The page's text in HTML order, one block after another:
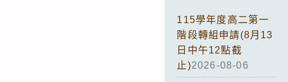
115學年度高二第一
階段轉組申請(8月13
日中午12點截
止)2026-08-06